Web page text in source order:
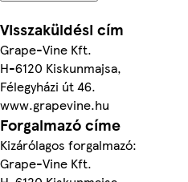
Visszaküldési cím
Grape-Vine Kft.
H-6120 Kiskunmajsa,
Félegyházi út 46.
www.grapevine.hu
Forgalmazó címe
Kizárólagos forgalmazó:
Grape-Vine Kft.